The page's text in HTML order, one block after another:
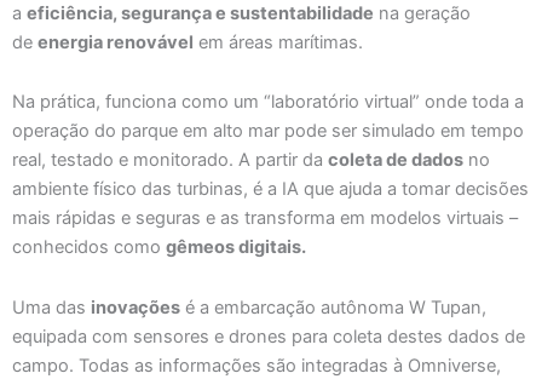
a eficiência, segurança e sustentabilidade na geração
de energia renovável em áreas marítimas.
Na prática, funciona como um “laboratório virtual” onde toda a
operação do parque em alto mar pode ser simulado em tempo
real, testado e monitorado. A partir da coleta de dados no
ambiente físico das turbinas, é a IA que ajuda a tomar decisões
mais rápidas e seguras e as transforma em modelos virtuais –
conhecidos como gêmeos digitais.
Uma das inovações é a embarcação autônoma W Tupan,
equipada com sensores e drones para coleta destes dados de
campo. Todas as informações são integradas à Omniverse,